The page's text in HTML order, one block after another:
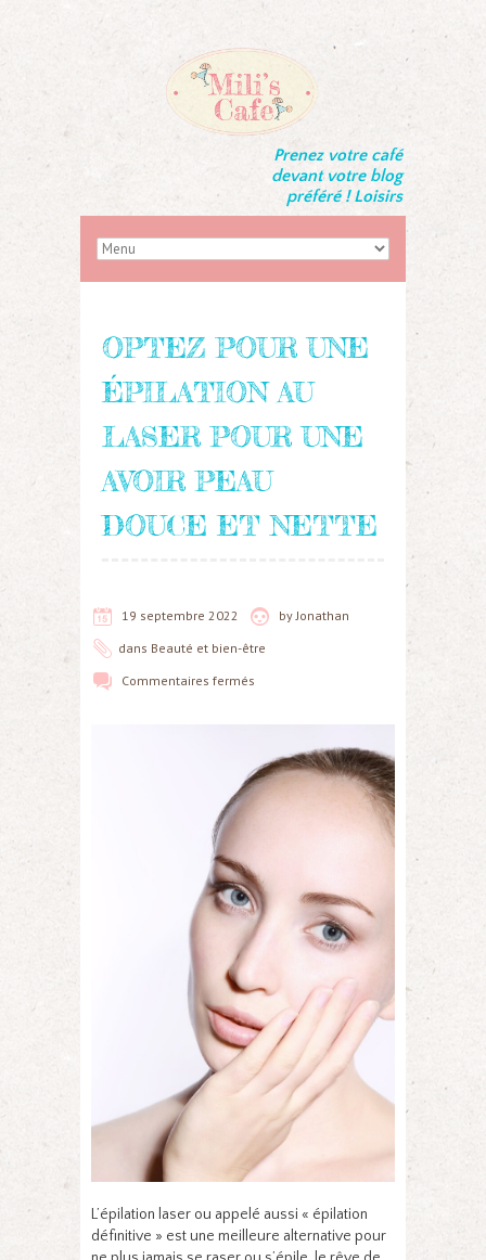
Prenez votre café
devant votre blog
préféré ! Loisirs
OPTEZ POUR UNE
ÉPILATION AU
LASER POUR UNE
AVOIR PEAU
DOUCE ET NETTE
19 septembre 2022 by Jonathan
dans Beauté et bien-être
Commentaires fermés
L’épilation laser ou appelé aussi « épilation
définitive » est une meilleure alternative pour